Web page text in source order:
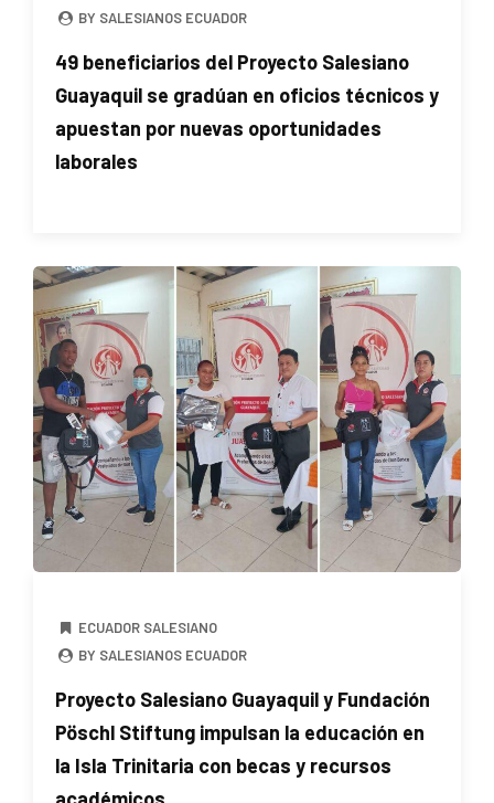
BY SALESIANOS ECUADOR
49 beneficiarios del Proyecto Salesiano
Guayaquil se gradúan en oficios técnicos y
apuestan por nuevas oportunidades
laborales
ECUADOR SALESIANO
BY SALESIANOS ECUADOR
Proyecto Salesiano Guayaquil y Fundación
Pöschl Stiftung impulsan la educación en
la Isla Trinitaria con becas y recursos